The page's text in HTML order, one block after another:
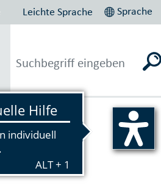
Leichte Sprache Sprache